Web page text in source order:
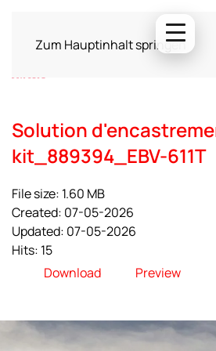
Zum Hauptinhalt springen
Solution
kit_889394_EBV-611T
File size: 1.60 MB
Created: 07-05-2026
Updated: 07-05-2026
Hits: 15
Download
Preview